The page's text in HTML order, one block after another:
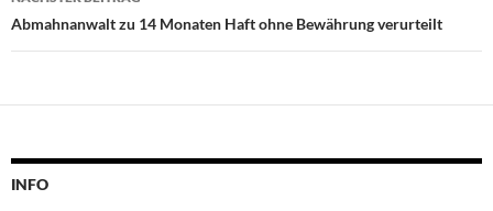
Abmahnanwalt zu 14 Monaten Haft ohne Bewährung verurteilt
INFO